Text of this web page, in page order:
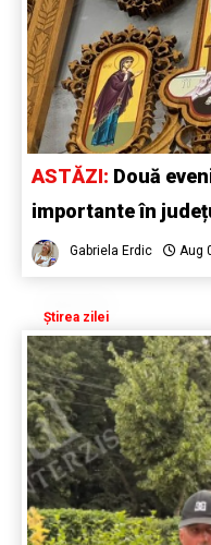
ASTĂZI: Două
importante în
Gabriela Erdic Aug
Știrea zilei